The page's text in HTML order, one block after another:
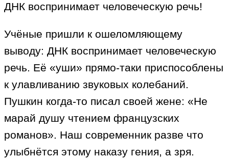
ДНК воспринимает человеческую речь!
Учёные пришли к ошеломляющему
выводу: ДНК воспринимает человеческую
речь. Её «уши» прямо-таки приспособлены
к улавливанию звуковых колебаний.
Пушкин когда-то писал своей жене: «Не
марай душу чтением французских
романов». Наш современник разве что
улыбнётся этому наказу гения, а зря.